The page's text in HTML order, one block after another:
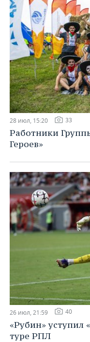
28 июл, 15:20 33
Работники
Героев»
26 июл, 21:59 40
«Рубин» уступил
туре РПЛ